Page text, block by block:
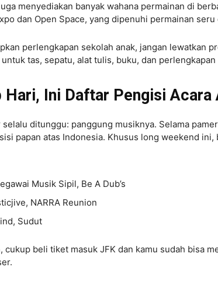
menyediakan banyak wahana permainan di
dan Open Space, yang dipenuhi permainan seru
perlengkapan sekolah anak, jangan lewatkan
tas, sepatu, alat tulis, buku, dan perlengkapan
Ini Daftar Pengisi Acara
ditunggu: panggung musiknya. Selama
papan atas Indonesia. Khusus long weekend
Musik Sipil, Be A Dub’s
NARRA Reunion
Sudut
cukup beli tiket masuk JFK dan kamu sudah bisa